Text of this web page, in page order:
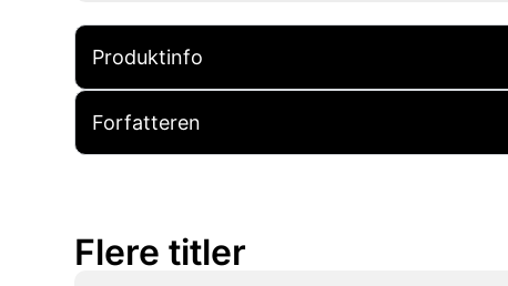
Produktinfo
Forfatteren
Flere titler